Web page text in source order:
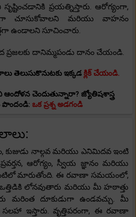
ప్రయత్నిస్తారు. ఆరోగ్యంగా,
చూసుకోవాలని మరియు వాహనం
ఉండాలని సూచించారు.
దానిమ్మపండు దానం చేయండి.
తెలుసుకొనుటకు ఇక్కడక్లిక్ చేయండి.
చెందుతున్నారా? జ్యోతిషశాస్త్ర
ఒక ప్రశ్న అడగండి
కుజుడు నాల్గవ మరియు ఎనిమిదవ ఇంటి
ఆరోగ్యం, స్వీయ జ్ఞానం మరియు
మారుతోంది. ఈ రవాణా సమయంలో,
లోనవుతారు మరియు మీ హఠాత్తు
మరింత దూకుడుగా ఉండవచ్చు. మీ
ఇస్తారు. వృత్తిపరంగా, ఈ రవాణా